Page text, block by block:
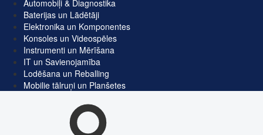
Automobiļi & Diagnostika
Baterijas un Lādētāji
Elektronika un Komponentes
Konsoles un Videospēles
Instrumenti un Mērīšana
IT un Savienojamība
Lodēšana un Reballing
Mobilie tālruņi un Planšetes